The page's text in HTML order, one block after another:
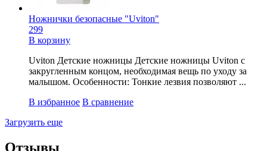
Ножнички безопасные "Uviton"
299
В корзину
Uviton Детские ножницы Детские ножницы Uviton с
закругленным концом, необходимая вещь по уходу за
малышом. Особенности: Тонкие лезвия позволяют ...
В избранное В сравнение
Загрузить еще
Отзывы